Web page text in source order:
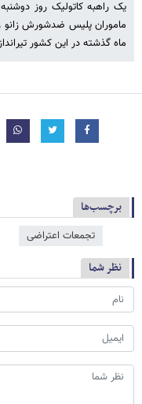
یک راهبه کاتولیک روز
ماموران پلیس ضدشورش زانو
ماه گذشته در این کشور
برچسب‌ها
تجمعات اعتراضی
نظر شما